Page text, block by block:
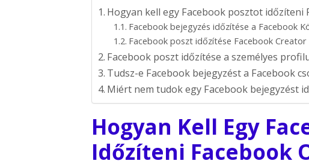
Hogyan kell egy Facebook posztot időzíteni
Facebook bejegyzés időzítése a Facebook
Facebook poszt időzítése Facebook Creator
Facebook poszt időzítése a személyes
Tudsz-e Facebook bejegyzést a Facebook
Miért nem tudok egy Facebook bejegyzést
Hogyan Kell Egy
Időzíteni Facebook